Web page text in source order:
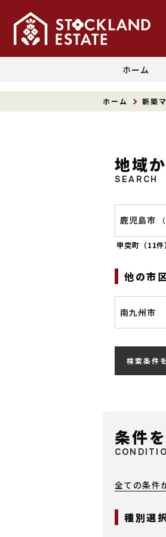
ホーム
ホーム 新築
地域
SEARCH
鹿児島市 （
甲突町（11件
他の市
南九州市
検索条件
条件
全ての条件
種別選